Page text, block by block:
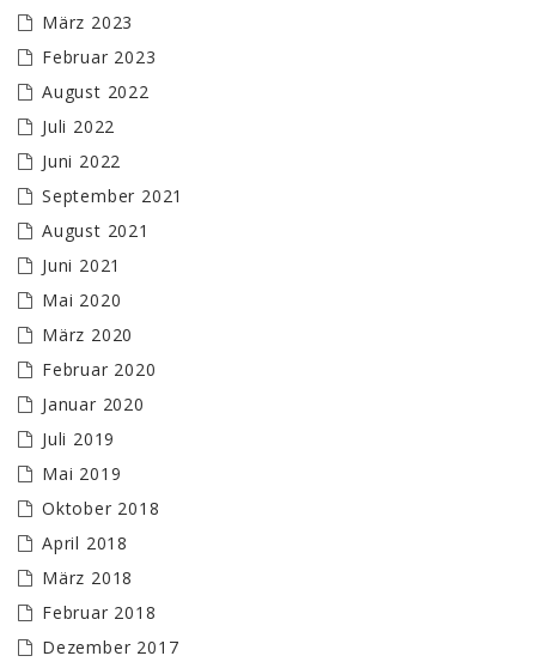
März 2023
Februar 2023
August 2022
Juli 2022
Juni 2022
September 2021
August 2021
Juni 2021
Mai 2020
März 2020
Februar 2020
Januar 2020
Juli 2019
Mai 2019
Oktober 2018
April 2018
März 2018
Februar 2018
Dezember 2017